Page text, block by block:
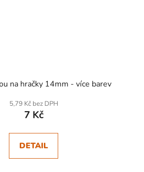
na hračky 14mm - více barev
5,79 Kč bez DPH
7 Kč
DETAIL